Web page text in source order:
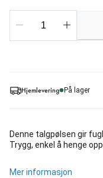
Hjemlevering På lager
Denne talgpølsen gir
Trygg, enkel å henge
Mer informasjon